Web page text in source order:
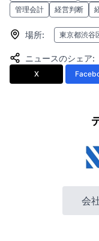
管理会計
経営判断
場所: 東京都渋谷
ニュースのシェア:
X
会